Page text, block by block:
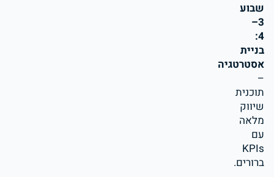
שבוע
3–
4:
בניית
אסטרטגיה
–
תוכנית
שיווק
מלאה
עם
KPIs
ברורים.